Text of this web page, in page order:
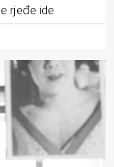
rjeđe ide